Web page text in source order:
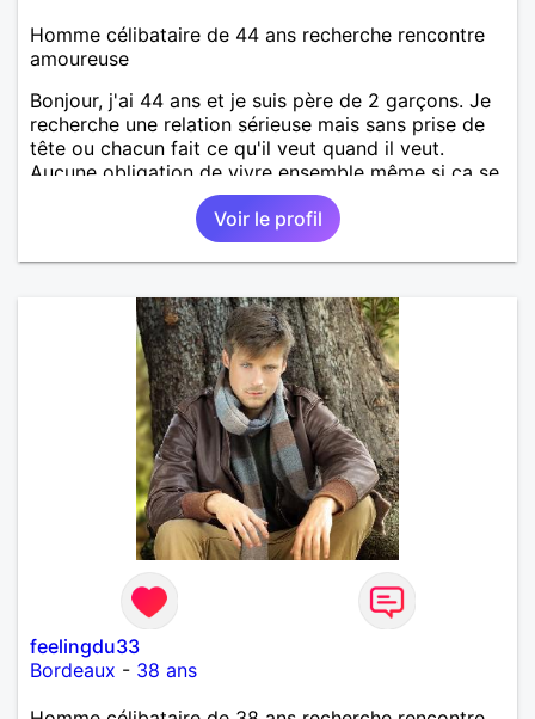
Homme célibataire de 44 ans recherche rencontre
amoureuse
Bonjour, j'ai 44 ans et je suis père de 2 garçons. Je
recherche une relation sérieuse mais sans prise de
tête ou chacun fait ce qu'il veut quand il veut.
Aucune obligation de vivre ensemble même si ça se
Voir le profil
feelingdu33
Bordeaux - 38 ans